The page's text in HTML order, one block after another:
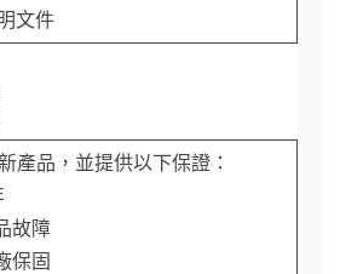
文件
產品，並提供以下保證：
故障
保固